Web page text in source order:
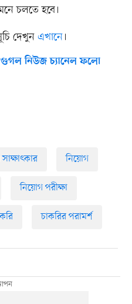
চলতে হবে।
দেখুন এখানে।
নিউজ চ্যানেল ফলো
নিয়োগ
নিয়োগ পরীক্ষা
চাকরির পরামর্শ